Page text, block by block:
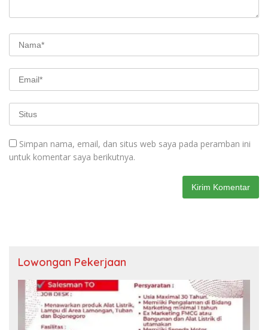
Simpan nama, email, dan situs web saya pada peramban ini
untuk komentar saya berikutnya.
Lowongan Pekerjaan